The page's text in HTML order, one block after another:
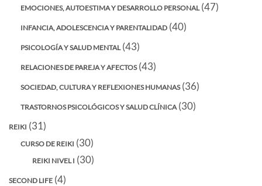
EMOCIONES, AUTOESTIMA Y DESARROLLO PERSONAL(47)
INFANCIA, ADOLESCENCIA Y PARENTALIDAD (40)
PSICOLOGÍA Y SALUD MENTAL(43)
RELACIONES DE PAREJA Y AFECTOS(43)
SOCIEDAD, CULTURA Y REFLEXIONES HUMANAS(36)
TRASTORNOS PSICOLÓGICOS Y SALUD CLÍNICA (30)
REIKI (31)
CURSO DE REIKI (30)
REIKI NIVEL I (30)
SECOND LIFE (4)